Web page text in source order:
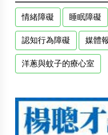
情緒障礙 睡眠障礙
認知行為障礙 媒體
洋蔥與蚊子的療心室